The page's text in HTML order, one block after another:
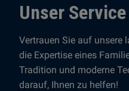
Unser
Vertrauen Sie auf unsere
die Expertise eines
Tradition und moderne
darauf, Ihnen zu helfen!